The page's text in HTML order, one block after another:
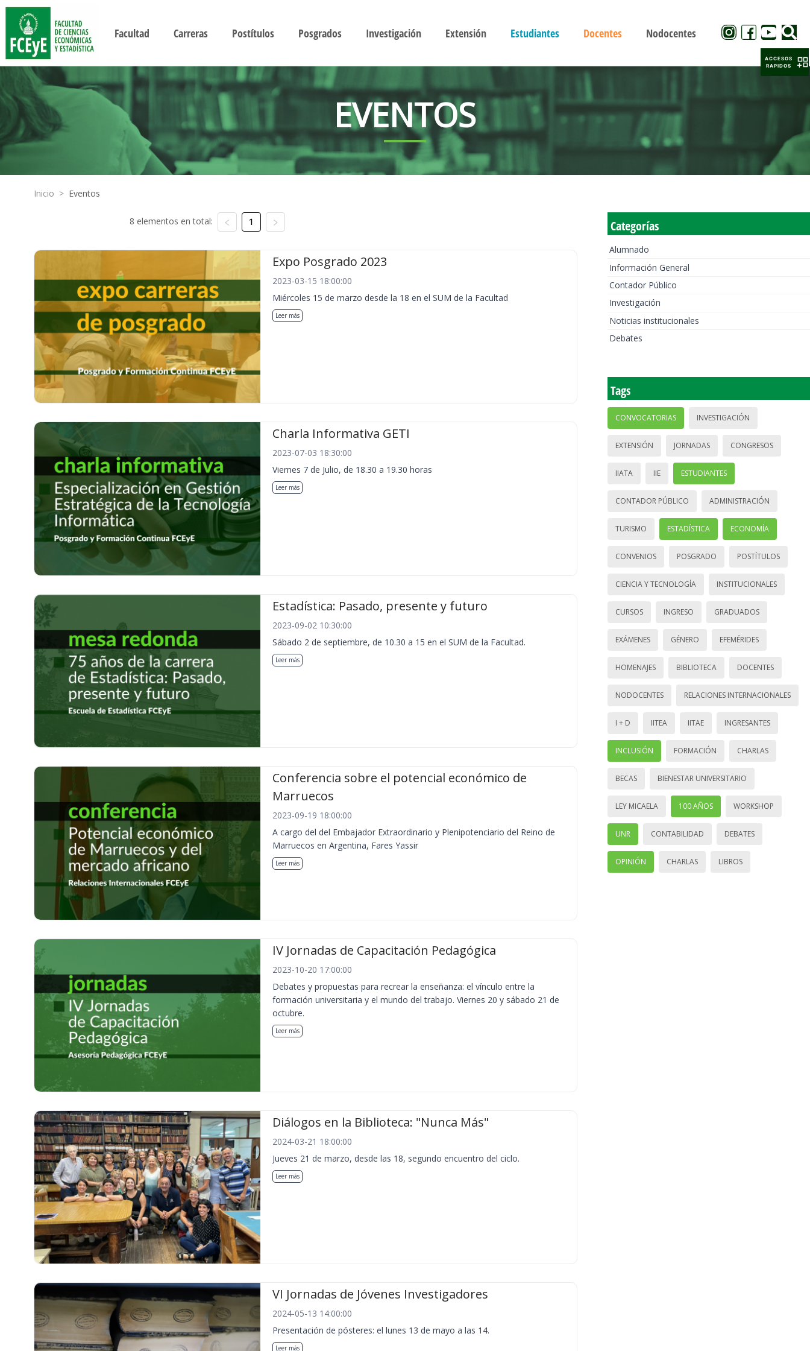
Facultad Carreras Postítulos Posgrados Investigación Extensión Estudiantes Docentes Nodocentes
EVENTOS
Inicio > Eventos
8 elementos en total: 1
Expo Posgrado 2023
2023-03-15 18:00:00
Miércoles 15 de marzo desde la 18 en el SUM de la Facultad
Leer más
Charla Informativa GETI
2023-07-03 18:30:00
Viernes 7 de Julio, de 18.30 a 19.30 horas
Leer más
Estadística: Pasado, presente y futuro
2023-09-02 10:30:00
Sábado 2 de septiembre, de 10.30 a 15 en el SUM de la Facultad.
Leer más
Conferencia sobre el potencial económico de
Marruecos
2023-09-19 18:00:00
A cargo del del Embajador Extraordinario y Plenipotenciario del Reino de
Marruecos en Argentina, Fares Yassir
Leer más
IV Jornadas de Capacitación Pedagógica
2023-10-20 17:00:00
Debates y propuestas para recrear la enseñanza: el vínculo entre la
formación universitaria y el mundo del trabajo. Viernes 20 y sábado 21 de
octubre.
Leer más
Diálogos en la Biblioteca: "Nunca Más"
2024-03-21 18:00:00
Jueves 21 de marzo, desde las 18, segundo encuentro del ciclo.
Leer más
VI Jornadas de Jóvenes Investigadores
2024-05-13 14:00:00
Presentación de pósteres: el lunes 13 de mayo a las 14.
Leer más
Categorías
Alumnado
Información General
Contador Público
Investigación
Noticias institucionales
Debates
Tags
CONVOCATORIAS INVESTIGACIÓN
EXTENSIÓN JORNADAS CONGRESOS
IIATA IIE ESTUDIANTES
CONTADOR PÚBLICO ADMINISTRACIÓN
TURISMO ESTADÍSTICA ECONOMÍA
CONVENIOS POSGRADO POSTÍTULOS
CIENCIA Y TECNOLOGÍA INSTITUCIONALES
CURSOS INGRESO GRADUADOS
EXÁMENES GÉNERO EFEMÉRIDES
HOMENAJES BIBLIOTECA DOCENTES
NODOCENTES RELACIONES INTERNACIONALES
I + D IITEA IITAE INGRESANTES
INCLUSIÓN FORMACIÓN CHARLAS
BECAS BIENESTAR UNIVERSITARIO
LEY MICAELA 100 AÑOS WORKSHOP
UNR CONTABILIDAD DEBATES
OPINIÓN CHARLAS LIBROS
ACCESOS
RAPIDOS